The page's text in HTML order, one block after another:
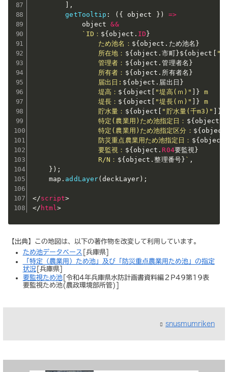
,
getTooltip : ( { object } )
=>
            object
&&
`ID： ${ object . ID }
                ため池名：
${ object . ため池名 }
                所在地：
${ object .市町}${ object
"
                管理者：
${ object .管理者名 }
                所有者：
${ object . 所有者名 }
                届出日:
${ object . 届出日 }
                堤高：
${ object "堤高(ｍ)" } m
                堤長：
${ object "堤長(ｍ)" } m
                貯水量：
${ object "貯水量(千m3)" }
                特定(農業用)ため池指定日：
${ object
                特定(農業用)ため池指定区分：
${ object
                防災重点農業用ため池指定日：
${ object
                要監視：
${ object . R04要監視 }
                R/N：
${ object .整理番号} ` ,
} ) ;
    map
. addLayer(deckLayer ) ;
</script>
</ html>
【出典】この地図は、以下の著作物を改変して利用しています。
ため池データベース
[兵庫県]
「特定（農業用）ため池」及び「防災重点農業用ため池」の指定
状況[兵庫県]
要監視ため池[令和4年兵庫県水防計画書資料編２P49第19表
要監視ため池(農政環境部所管)]
snusmumriken